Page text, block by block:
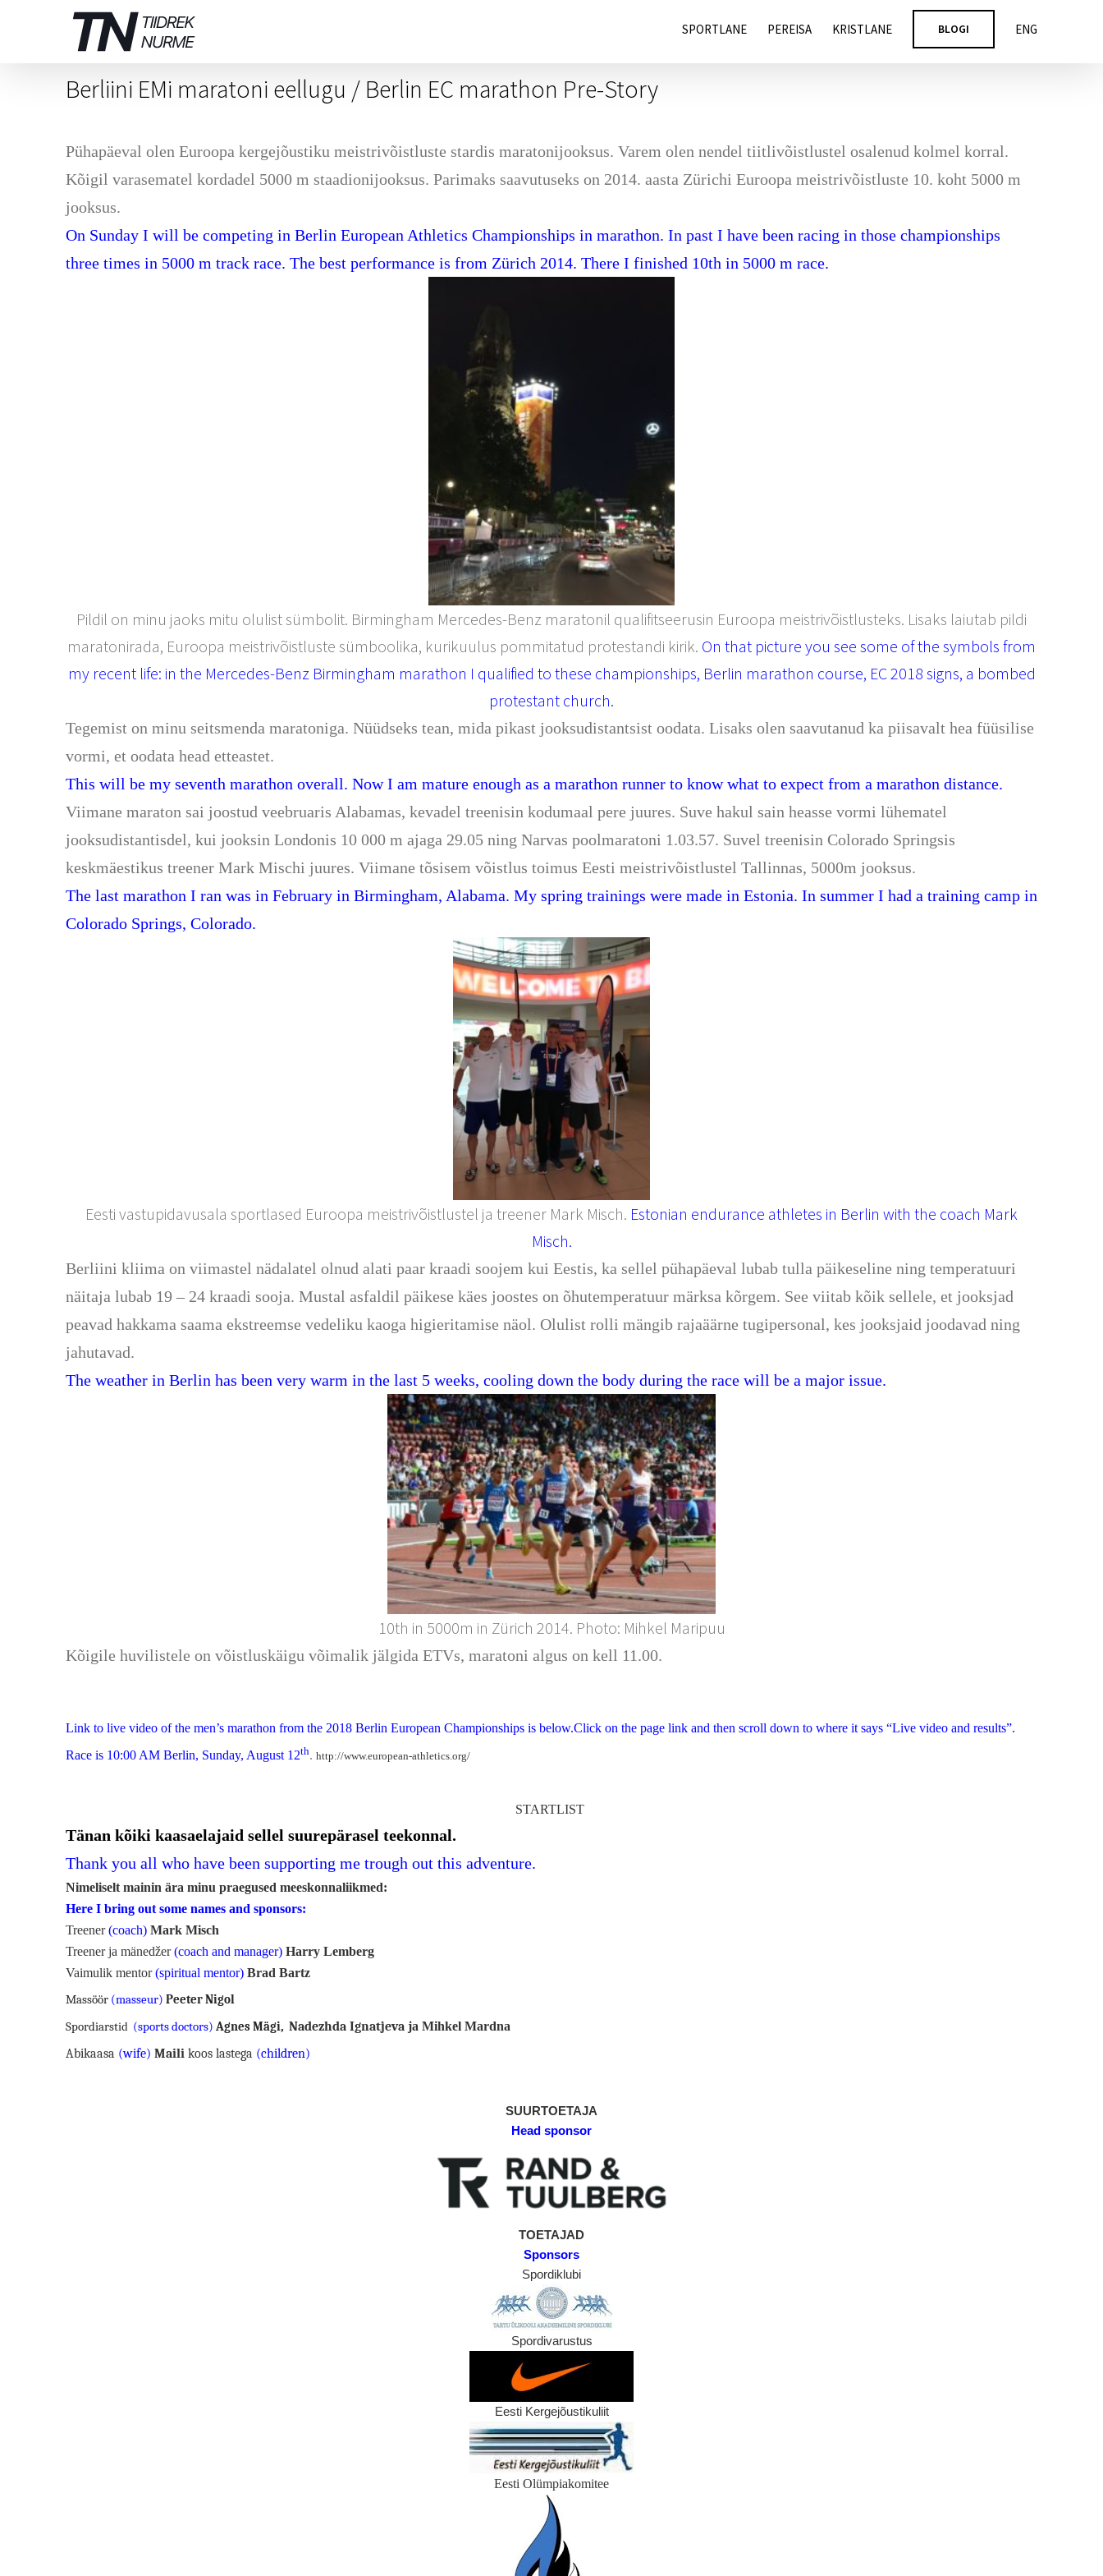
SPORTLANE PEREISA KRISTLANE BLOGI ENG
Berliini EMi maratoni eellugu / Berlin EC marathon Pre-Story
Pühapäeval olen Euroopa kergejõustiku meistrivõistluste stardis maratonijooksus. Varem olen nendel tiitlivõistlustel osalenud kolmel korral.
Kõigil varasematel kordadel 5000 m staadionijooksus. Parimaks saavutuseks on 2014. aasta Zürichi Euroopa meistrivõistluste 10. koht 5000 m
jooksus.
On Sunday I will be competing in Berlin European Athletics Championships in marathon. In past I have been racing in those championships
three times in 5000 m track race. The best performance is from Zürich 2014. There I finished 10th in 5000 m race.
Pildil on minu jaoks mitu olulist sümbolit. Birmingham Mercedes-Benz maratonil qualifitseerusin Euroopa meistrivõistlusteks. Lisaks laiutab pildi
maratonirada, Euroopa meistrivõistluste sümboolika, kurikuulus pommitatud protestandi kirik. On that picture you see some of the symbols from
my recent life: in the Mercedes-Benz Birmingham marathon I qualified to these championships, Berlin marathon course, EC 2018 signs, a bombed
protestant church.
Tegemist on minu seitsmenda maratoniga. Nüüdseks tean, mida pikast jooksudistantsist oodata. Lisaks olen saavutanud ka piisavalt hea füüsilise
vormi, et oodata head etteastet.
This will be my seventh marathon overall. Now I am mature enough as a marathon runner to know what to expect from a marathon distance.
Viimane maraton sai joostud veebruaris Alabamas, kevadel treenisin kodumaal pere juures. Suve hakul sain heasse vormi lühematel
jooksudistantisdel, kui jooksin Londonis 10 000 m ajaga 29.05 ning Narvas poolmaratoni 1.03.57. Suvel treenisin Colorado Springsis
keskmäestikus treener Mark Mischi juures. Viimane tõsisem võistlus toimus Eesti meistrivõistlustel Tallinnas, 5000m jooksus.
The last marathon I ran was in February in Birmingham, Alabama. My spring trainings were made in Estonia. In summer I had a training camp in
Colorado Springs, Colorado.
Eesti vastupidavusala sportlased Euroopa meistrivõistlustel ja treener Mark Misch. Estonian endurance athletes in Berlin with the coach Mark
Misch.
Berliini kliima on viimastel nädalatel olnud alati paar kraadi soojem kui Eestis, ka sellel pühapäeval lubab tulla päikeseline ning temperatuuri
näitaja lubab 19 – 24 kraadi sooja. Mustal asfaldil päikese käes joostes on õhutemperatuur märksa kõrgem. See viitab kõik sellele, et jooksjad
peavad hakkama saama ekstreemse vedeliku kaoga higieritamise näol. Olulist rolli mängib rajaäärne tugipersonal, kes jooksjaid joodavad ning
jahutavad.
The weather in Berlin has been very warm in the last 5 weeks, cooling down the body during the race will be a major issue.
10th in 5000m in Zürich 2014. Photo: Mihkel Maripuu
Kõigile huvilistele on võistluskäigu võimalik jälgida ETVs, maratoni algus on kell 11.00.
Link to live video of the men’s marathon from the 2018 Berlin European Championships is below.Click on the page link and then scroll down to where it says “Live video and results”.
Race is 10:00 AM Berlin, Sunday, August 12th. http://www.european-athletics.org/
STARTLIST
Tänan kõiki kaasaelajaid sellel suurepärasel teekonnal.
Thank you all who have been supporting me trough out this adventure.
Nimeliselt mainin ära minu praegused meeskonnaliikmed:
Here I bring out some names and sponsors:
Treener(coach) Mark Misch
Treener ja mänedžer(coach and manager) Harry Lemberg
Vaimulik mentor(spiritual mentor) Brad Bartz
Massöör (masseur) Peeter Nigol
Spordiarstid (sports doctors) Agnes Mägi, Nadezhda Ignatjeva ja Mihkel Mardna
Abikaasa (wife) Maili koos lastega (children)
SUURTOETAJA
Head sponsor
TOETAJAD
Sponsors
Spordiklubi
Spordivarustus
Eesti Kergejõustikuliit
Eesti Olümpiakomitee